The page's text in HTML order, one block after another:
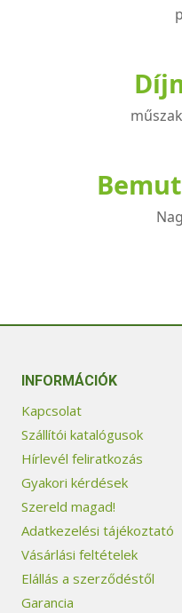
INFORMÁCIÓK
Kapcsolat
Szállítói katalógusok
Hírlevél feliratkozás
Gyakori kérdések
Szereld magad!
Adatkezelési tájékoztató
Vásárlási feltételek
Elállás a szerződéstől
Garancia